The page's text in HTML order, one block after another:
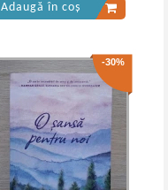
Adaugă în coș
-30%